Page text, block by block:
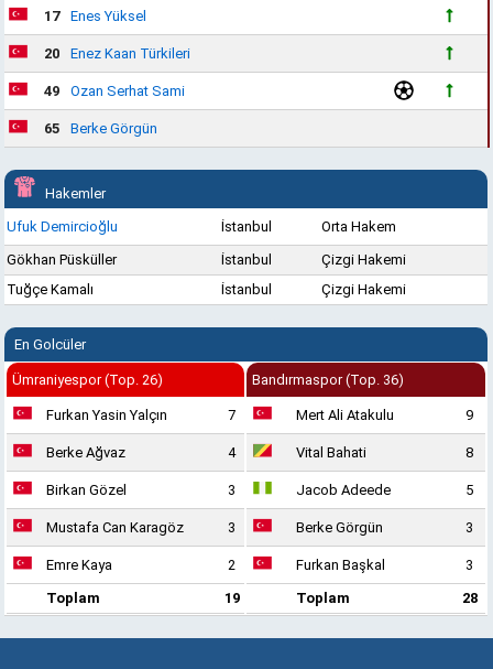
17 Enes Yüksel
20 Enez Kaan Türkileri
49 Ozan Serhat Sami
65 Berke Görgün
Hakemler
Ufuk Demircioğlu
İstanbul
Orta Hakem
Gökhan Püsküller
İstanbul
Çizgi Hakemi
Tuğçe Kamalı
İstanbul Çizgi Hakemi
En Golcüler
Ümraniyespor (Top. 26)
Furkan Yasin Yalçın 7
Berke Ağvaz 4
Birkan Gözel 3
Mustafa Can Karagöz 3
Emre Kaya
2
Toplam
19
Bandırmaspor (Top. 36)
Mert Ali Atakulu 9
Vital Bahati 8
Jacob Adeede 5
Berke Görgün 3
Furkan Başkal
3
Toplam
28